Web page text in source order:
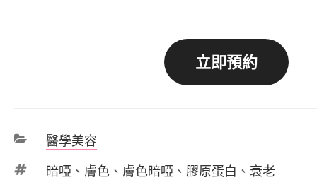
立即預約
分
類
醫學美容
標
暗啞 、 膚色 、 膚色暗啞 、 膠原蛋白 、 衰老